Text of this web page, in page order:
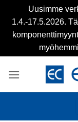
Uusimme
1.4.-17.5.2026.